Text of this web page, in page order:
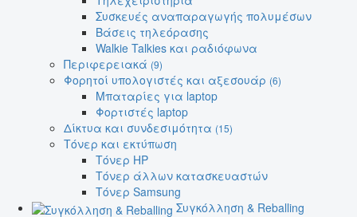
Συσκευές αναπαραγωγής πολυμέσων
Βάσεις τηλεόρασης
Walkie Talkies και ραδιόφωνα
Περιφερειακά (9)
Φορητοί υπολογιστές και αξεσουάρ (6)
Μπαταρίες για laptop
Φορτιστές laptop
Δίκτυα και συνδεσιμότητα (15)
Τόνερ και εκτύπωση
Τόνερ HP
Τόνερ άλλων κατασκευαστών
Τόνερ Samsung
Συγκόλληση & Reballing